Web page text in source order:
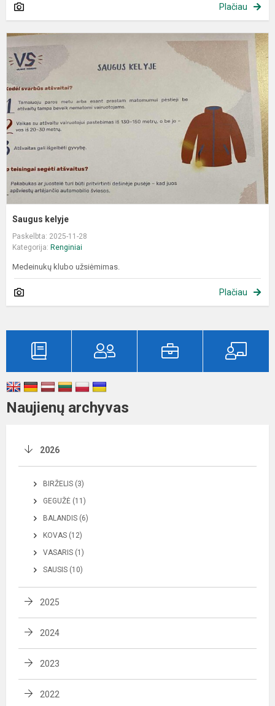
Plačiau
Saugus kelyje
Paskelbta: 2025-11-28
Kategorija: Renginiai
Medeinukų klubo užsiėmimas.
Plačiau
Naujienų archyvas
2026
BIRŽELIS (3)
GEGUŽĖ (11)
BALANDIS (6)
KOVAS (12)
VASARIS (1)
SAUSIS (10)
2025
2024
2023
2022